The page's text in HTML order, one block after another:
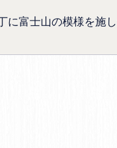
に富士山の模様を施